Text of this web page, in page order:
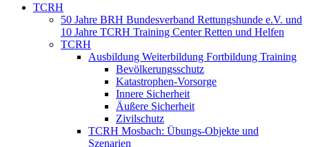
TCRH
50 Jahre BRH Bundesverband Rettungshunde e.V. und
10 Jahre TCRH Training Center Retten und Helfen
TCRH
Ausbildung Weiterbildung Fortbildung Training
Bevölkerungsschutz
Katastrophen-Vorsorge
Innere Sicherheit
Äußere Sicherheit
Zivilschutz
TCRH Mosbach: Übungs-Objekte und
Szenarien